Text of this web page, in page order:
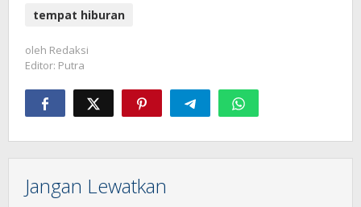
tempat hiburan
oleh Redaksi
Editor: Putra
Jangan Lewatkan